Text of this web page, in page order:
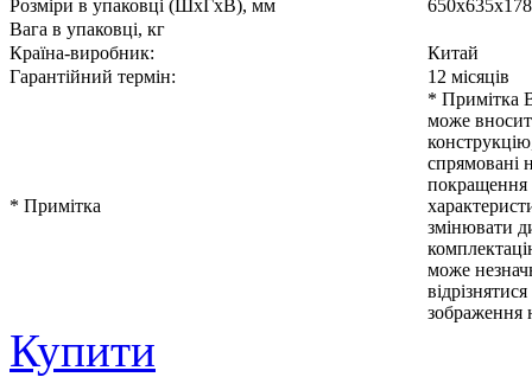
Розміри в упаковці (ШхГхВ), мм
Вага в упаковці, кг
Країна-виробник:
Китай
Гарантійний термін:
12 місяців
* Примітка
* Примітка
може
спрямовані
покращення
змінювати
може
відрізнятися
зображення
Купити